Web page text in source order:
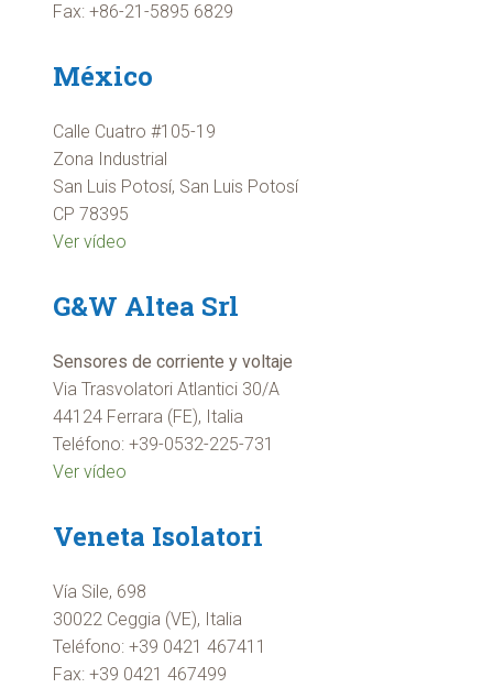
Fax: +86-21-5895 6829
México
Calle Cuatro #105-19
Zona Industrial
San Luis Potosí, San Luis Potosí
CP 78395
Ver vídeo
G&W Altea Srl
Sensores de corriente y voltaje
Via Trasvolatori Atlantici 30/A
44124 Ferrara (FE), Italia
Teléfono: +39-0532-225-731
Ver vídeo
Veneta Isolatori
Vía Sile, 698
30022 Ceggia (VE), Italia
Teléfono: +39 0421 467411
Fax: +39 0421 467499